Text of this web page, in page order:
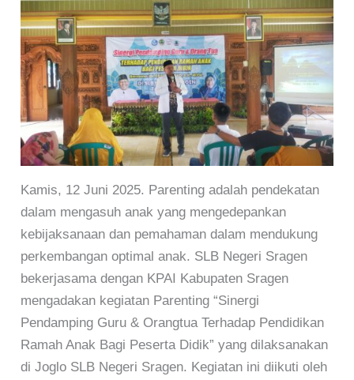
Kamis, 12 Juni 2025. Parenting adalah pendekatan
dalam mengasuh anak yang mengedepankan
kebijaksanaan dan pemahaman dalam mendukung
perkembangan optimal anak. SLB Negeri Sragen
bekerjasama dengan KPAI Kabupaten Sragen
mengadakan kegiatan Parenting “Sinergi
Pendamping Guru & Orangtua Terhadap Pendidikan
Ramah Anak Bagi Peserta Didik” yang dilaksanakan
di Joglo SLB Negeri Sragen. Kegiatan ini diikuti oleh